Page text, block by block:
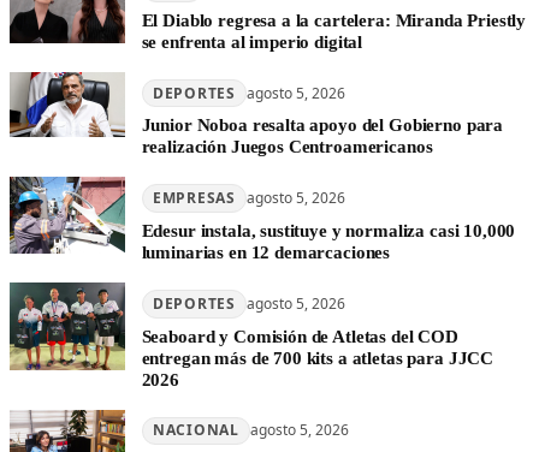
El Diablo regresa a la cartelera: Miranda Priestly
se enfrenta al imperio digital
DEPORTES agosto 5, 2026
Junior Noboa resalta apoyo del Gobierno para
realización Juegos Centroamericanos
EMPRESAS agosto 5, 2026
Edesur instala, sustituye y normaliza casi 10,000
luminarias en 12 demarcaciones
DEPORTES agosto 5, 2026
Seaboard y Comisión de Atletas del COD
entregan más de 700 kits a atletas para JJCC
2026
NACIONAL agosto 5, 2026